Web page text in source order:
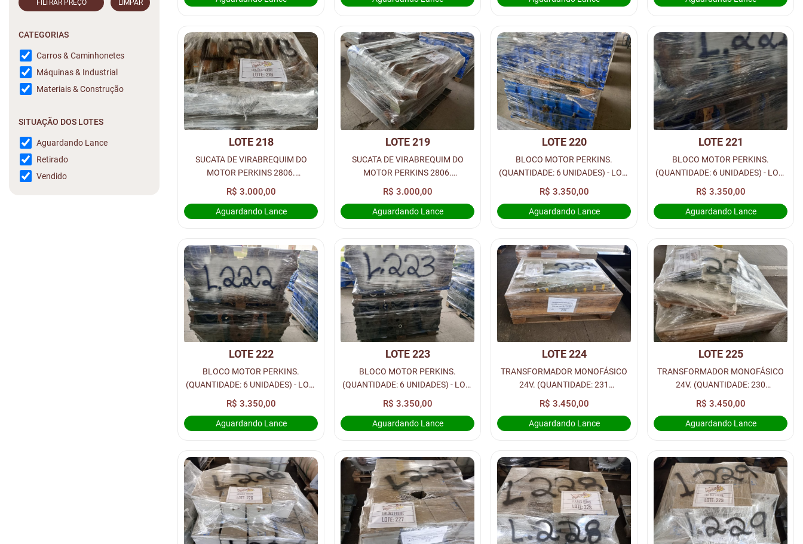
FILTRAR PREÇO LIMPAR
CATEGORIAS
Carros & Caminhonetes
Máquinas & Industrial
Materiais & Construção
SITUAÇÃO DOS LOTES
Aguardando Lance
Retirado
Vendido
LOTE 218
SUCATA DE VIRABREQUIM DO
MOTOR PERKINS 2806.
(QUANTIDADE: 8 UNIDADES) - LOC.
R$ 3.000,00
Aguardando Lance
LOTE 219
SUCATA DE VIRABREQUIM DO
MOTOR PERKINS 2806.
(QUANTIDADE: 8 UNIDADES) - LOC.
R$ 3.000,00
Aguardando Lance
LOTE 220
BLOCO MOTOR PERKINS.
(QUANTIDADE: 6 UNIDADES) - LOC.
R$ 3.350,00
Aguardando Lance
LOTE 221
BLOCO MOTOR PERKINS.
(QUANTIDADE: 6 UNIDADES) - LOC.
R$ 3.350,00
Aguardando Lance
LOTE 222
BLOCO MOTOR PERKINS.
(QUANTIDADE: 6 UNIDADES) - LOC.
RUA 1
R$ 3.350,00
Aguardando Lance
LOTE 223
BLOCO MOTOR PERKINS.
(QUANTIDADE: 6 UNIDADES) - LOC.
RUA 1
R$ 3.350,00
Aguardando Lance
LOTE 224
TRANSFORMADOR MONOFÁSICO
24V. (QUANTIDADE: 231
UNIDADES) - LOC. RUA 2
R$ 3.450,00
Aguardando Lance
LOTE 225
TRANSFORMADOR MONOFÁSICO
24V. (QUANTIDADE: 230
UNIDADES) - LOC. RUA 2
R$ 3.450,00
Aguardando Lance